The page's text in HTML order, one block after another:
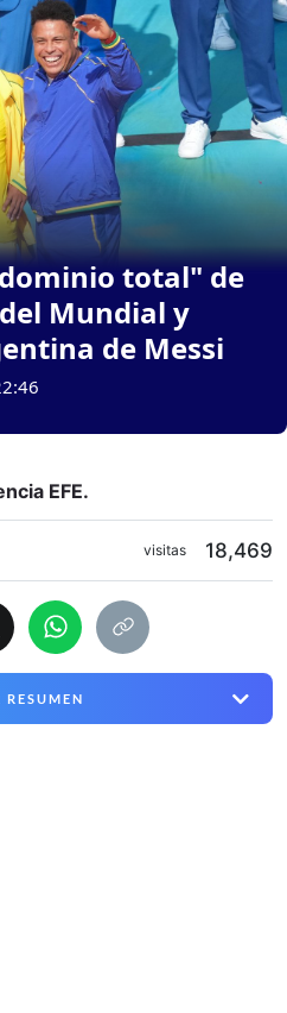
total" de
Mundial y
de Messi
EFE.
visitas 18,469
RESUMEN